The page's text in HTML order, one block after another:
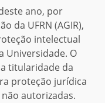
ano, por
da UFRN (AGIR),
intelectual
Universidade. O
titularidade da
proteção jurídica
autorizadas.